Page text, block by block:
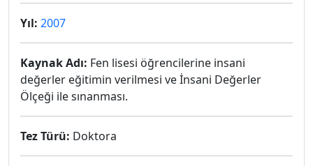
Yıl: 2007
Kaynak Adı: Fen lisesi öğrencilerine insani
değerler eğitimin verilmesi ve İnsani Değerler
Ölçeği ile sınanması.
Tez Türü: Doktora